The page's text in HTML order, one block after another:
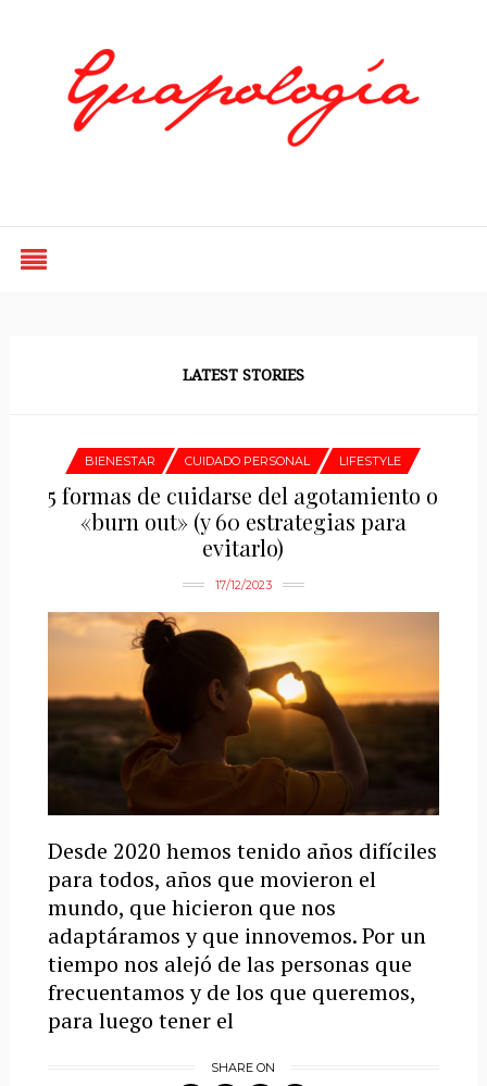
LATEST STORIES
BIENESTAR CUIDADO PERSONAL LIFESTYLE
5 formas de cuidarse del agotamiento o
«burn out» (y 60 estrategias para
evitarlo)
17/12/2023
Desde 2020 hemos tenido años difíciles
para todos, años que movieron el
mundo, que hicieron que nos
adaptáramos y que innovemos. Por un
tiempo nos alejó de las personas que
frecuentamos y de los que queremos,
para luego tener el
SHARE ON